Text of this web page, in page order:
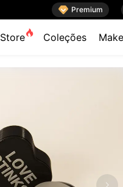
 Premium
Store Coleções